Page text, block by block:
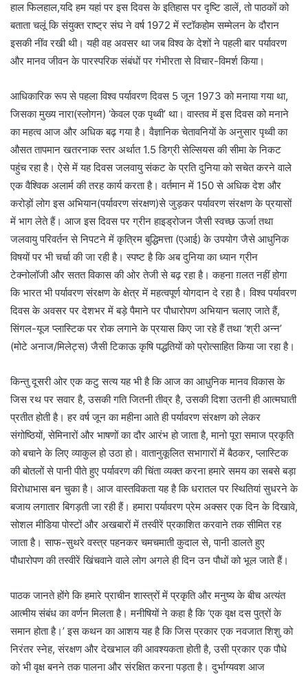
हाल फिलहाल,यदि हम यहां पर इस दिवस के इतिहास पर दृष्टि डालें, तो पाठकों को
बताता चलूं कि संयुक्त राष्ट्र संघ ने वर्ष 1972 में स्टॉकहोम सम्मेलन के दौरान
इसकी नींव रखी थी। यही वह अवसर था जब विश्व के देशों ने पहली बार पर्यावरण
और मानव जीवन के पारस्परिक संबंधों पर गंभीरता से विचार-विमर्श किया।
आधिकारिक रूप से पहला विश्व पर्यावरण दिवस 5 जून 1973 को मनाया गया था,
जिसका मुख्य नारा(स्लोगन) ‘केवल एक पृथ्वी’ था। वास्तव में इस दिवस को मनाने
का महत्व आज और अधिक बढ़ गया है। वैज्ञानिक चेतावनियों के अनुसार पृथ्वी का
औसत तापमान खतरनाक स्तर अर्थात 1.5 डिग्री सेल्सियस की सीमा के निकट
पहुंच रहा है। ऐसे में यह दिवस जलवायु संकट के प्रति दुनिया को सचेत करने वाले
एक वैश्विक अलार्म की तरह कार्य करता है। वर्तमान में 150 से अधिक देश और
करोड़ों लोग इस अभियान(पर्यावरण संरक्षण)से जुड़कर पर्यावरण संरक्षण के प्रयासों
में भाग लेते हैं। आज इस दिवस पर ग्रीन हाइड्रोजन जैसी स्वच्छ ऊर्जा तथा
जलवायु परिवर्तन से निपटने में कृत्रिम बुद्धिमत्ता (एआई) के उपयोग जैसे आधुनिक
विषयों पर भी चर्चा की जा रही है। स्पष्ट है कि अब दुनिया का ध्यान ग्रीन
टेक्नोलॉजी और सतत विकास की ओर तेजी से बढ़ रहा है। कहना ग़लत नहीं होगा
कि भारत भी पर्यावरण संरक्षण के क्षेत्र में महत्वपूर्ण योगदान दे रहा है। विश्व पर्यावरण
दिवस के अवसर पर देशभर में बड़े पैमाने पर पौधारोपण अभियान चलाए जाते हैं,
सिंगल-यूज प्लास्टिक पर रोक लगाने के प्रयास किए जा रहे हैं तथा ‘श्री अन्न’
(मोटे अनाज/मिलेट्स) जैसी टिकाऊ कृषि पद्धतियों को प्रोत्साहित किया जा रहा है।
किन्तु दूसरी ओर एक कटु सत्य यह भी है कि आज का आधुनिक मानव विकास के
जिस रथ पर सवार है, उसकी गति जितनी तीव्र है, उसकी दिशा उतनी ही आत्मघाती
प्रतीत होती है। हर वर्ष जून का महीना आते ही पर्यावरण संरक्षण को लेकर
संगोष्ठियों, सेमिनारों और भाषणों का दौर आरंभ हो जाता है, मानो पूरा समाज प्रकृति
को बचाने के लिए व्याकुल हो उठा हो। वातानुकूलित सभागारों में बैठकर, प्लास्टिक
की बोतलों से पानी पीते हुए पर्यावरण की चिंता व्यक्त करना हमारे समय का सबसे बड़ा
विरोधाभास बन चुका है। आज वास्तविकता यह है कि धरातल पर स्थितियां सुधरने के
बजाय लगातार बिगड़ती जा रही हैं। हमारा पर्यावरण प्रेम अक्सर एक दिन के दिखावे,
सोशल मीडिया पोस्टों और अखबारों में तस्वीरें प्रकाशित करवाने तक सीमित रह
जाता है। साफ-सुथरे वस्त्र पहनकर चमचमाती कुदाल से, पानी डालते हुए
पौधारोपण की तस्वीरें खिंचवाने वाले लोग अगले ही दिन उन पौधों को भूल जाते हैं।
पाठक जानते होंगे कि हमारे प्राचीन शास्त्रों में प्रकृति और मनुष्य के बीच अत्यंत
आत्मीय संबंध का वर्णन मिलता है। मनीषियों ने कहा है कि ‘एक वृक्ष दस पुत्रों के
समान होता है।’ इस कथन का आशय यह है कि जिस प्रकार एक नवजात शिशु को
निरंतर स्नेह, संरक्षण और देखभाल की आवश्यकता होती है, उसी प्रकार एक पौधे
को भी वृक्ष बनने तक पालना और संरक्षित करना पड़ता है। दुर्भाग्यवश आज